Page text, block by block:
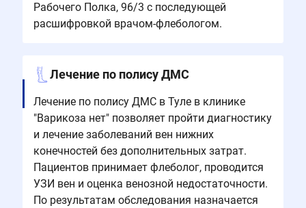
Рабочего Полка, 96/3 с последующей
расшифровкой врачом-флебологом.
Лечение по полису ДМС
Лечение по полису ДМС в Туле в клинике
"Варикоза нет" позволяет пройти диагностику
и лечение заболеваний вен нижних
конечностей без дополнительных затрат.
Пациентов принимает флеболог, проводится
УЗИ вен и оценка венозной недостаточности.
По результатам обследования назначается